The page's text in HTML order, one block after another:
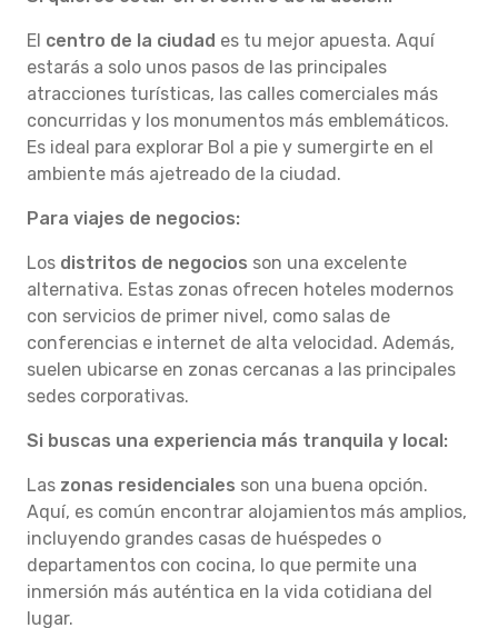
El centro de la ciudad es tu mejor apuesta. Aquí
estarás a solo unos pasos de las principales
atracciones turísticas, las calles comerciales más
concurridas y los monumentos más emblemáticos.
Es ideal para explorar Bol a pie y sumergirte en el
ambiente más ajetreado de la ciudad.
Para viajes de negocios:
Los distritos de negocios son una excelente
alternativa. Estas zonas ofrecen hoteles modernos
con servicios de primer nivel, como salas de
conferencias e internet de alta velocidad. Además,
suelen ubicarse en zonas cercanas a las principales
sedes corporativas.
Si buscas una experiencia más tranquila y local:
Las zonas residenciales son una buena opción.
Aquí, es común encontrar alojamientos más amplios,
incluyendo grandes casas de huéspedes o
departamentos con cocina, lo que permite una
inmersión más auténtica en la vida cotidiana del
lugar.